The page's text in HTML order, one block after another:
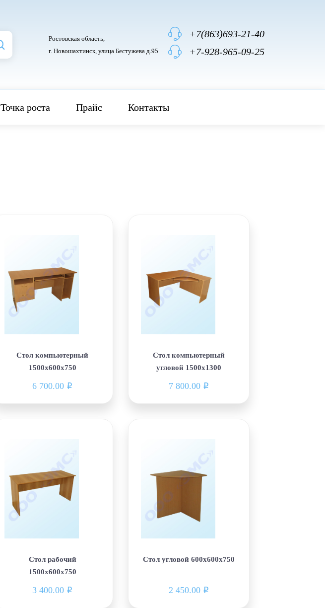
Ростовская область,
г. Новошахтинск, улица Бестужева д.95
+7(863)693-21-40
+7-928-965-09-25
Точка роста Прайс Контакты
Стол компьютерный
1500х600х750
6 700.00 i
Стол компьютерный
угловой 1500х1300
7 800.00 i
Стол рабочий
1500х600х750
3 400.00 i
Стол угловой 600х600х750
2 450.00 i